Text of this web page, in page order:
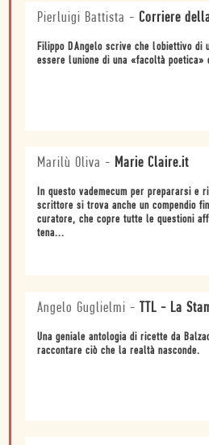
Pierluigi Battista - Corriere
Filippo DAngelo scrive che lobiettivo di
essere lunione di una «facoltà poetica»
Marilù Oliva - Marie Claire.it
In questo vademecum per prepararsi e
scrittore si trova anche un compendio
curatore, che copre tutte le questioni
tena...
Angelo Guglielmi - TTL - La
Una geniale antologia di ricette da
raccontare ciò che la realtà nasconde.